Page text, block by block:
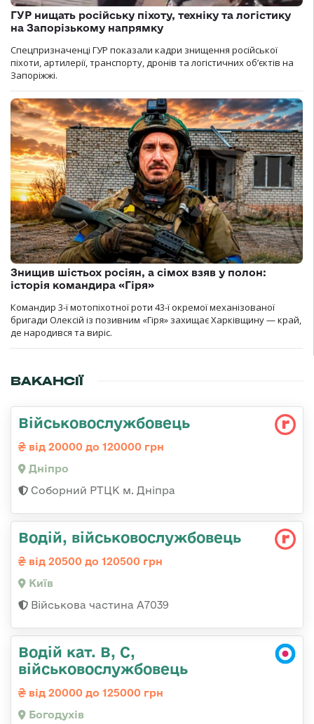
ГУР нищать російську піхоту, техніку та логістику
на Запорізькому напрямку
Спецпризначенці ГУР показали кадри знищення російської
піхоти, артилерії, транспорту, дронів та логістичних об’єктів на
Запоріжжі.
Знищив шістьох росіян, а сімох взяв у полон:
історія командира «Гіря»
Командир 3-ї мотопіхотної роти 43-ї окремої механізованої
бригади Олексій із позивним «Гіря» захищає Харківщину — край,
де народився та виріс.
ВАКАНСІЇ
Військовослужбовець
від 20000 до 120000 грн
Дніпро
Соборний РТЦК м. Дніпра
Водій, військовослужбовець
від 20500 до 120500 грн
Київ
Військова частина А7039
Водій кат. В, С,
військовослужбовець
від 20000 до 125000 грн
Богодухів